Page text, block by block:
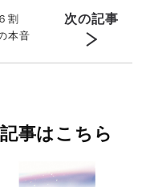
割
本音
次の記事
事はこちら